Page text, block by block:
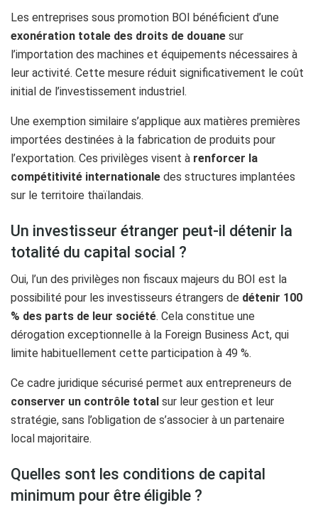
Les entreprises sous promotion BOI bénéficient d’une
exonération totale des droits de douane sur
l’importation des machines et équipements nécessaires à
leur activité. Cette mesure réduit significativement le coût
initial de l’investissement industriel.
Une exemption similaire s’applique aux matières premières
importées destinées à la fabrication de produits pour
l’exportation. Ces privilèges visent à renforcer la
compétitivité internationale des structures implantées
sur le territoire thaïlandais.
Un investisseur étranger peut-il détenir la
totalité du capital social ?
Oui, l’un des privilèges non fiscaux majeurs du BOI est la
possibilité pour les investisseurs étrangers de détenir 100
% des parts de leur société. Cela constitue une
dérogation exceptionnelle à la Foreign Business Act, qui
limite habituellement cette participation à 49 %.
Ce cadre juridique sécurisé permet aux entrepreneurs de
conserver un contrôle total sur leur gestion et leur
stratégie, sans l’obligation de s’associer à un partenaire
local majoritaire.
Quelles sont les conditions de capital
minimum pour être éligible ?